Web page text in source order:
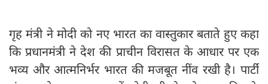
गृह मंत्री ने मोदी को नए भारत का वास्तुकार बताते हुए कहा
कि प्रधानमंत्री ने देश की प्राचीन विरासत के आधार पर एक
भव्य और आत्मनिर्भर भारत की मजबूत नींव रखी है। पार्टी